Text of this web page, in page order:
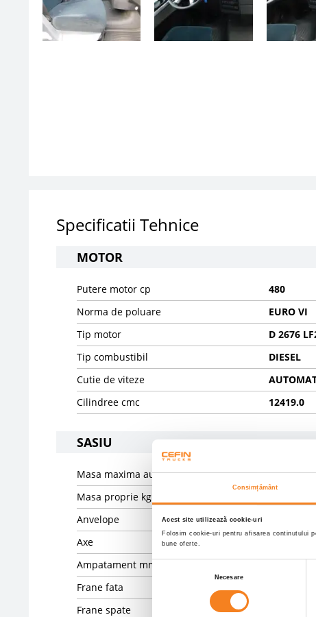
Consimțământ
Acest site utilizează cookie-uri
Folosim cookie-uri pentru afisarea continutului
bune oferte.
Necesare
Specificatii Tehnice
MOTOR
Putere motor cp
480
Norma de poluare
EURO VI
Tip motor
D 2676
Tip combustibil
DIESEL
Cutie de viteze
Cilindree cmc
12419.0
SASIU
Masa maxima autorizata kg
18000
Masa proprie kg
Anvelope
Axe
Ampatament mm
Frane fata
Frane spate